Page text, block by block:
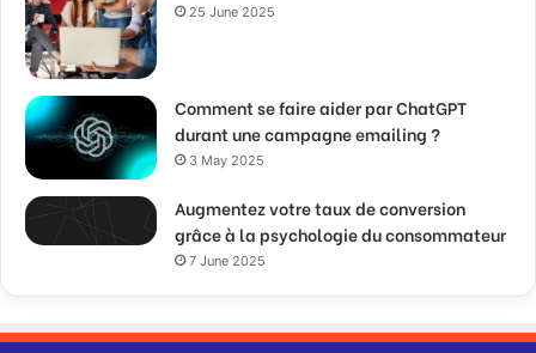
25 June 2025
Comment se faire aider par ChatGPT
durant une campagne emailing ?
3 May 2025
Augmentez votre taux de conversion
grâce à la psychologie du consommateur
7 June 2025